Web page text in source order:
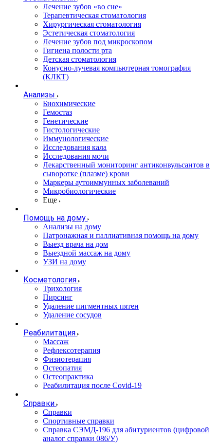
Лечение зубов «во сне»
Терапевтическая стоматология
Хирургическая стоматология
Эстетическая стоматология
Лечение зубов под микроскопом
Гигиена полости рта
Детская стоматология
Конусно-лучевая компьютерная томография
(КЛКТ)
Анализы
Биохимические
Гемостаз
Генетические
Гистологические
Иммунологические
Исследования кала
Исследования мочи
Лекарственный мониторинг антиконвульсантов в
сыворотке (плазме) крови
Маркеры аутоиммунных заболеваний
Микробиологические
Еще
Помощь на дому
Анализы на дому
Патронажная и паллиативная помощь на дому
Выезд врача на дом
Выездной массаж на дому
УЗИ на дому
Косметология
Трихология
Пирсинг
Удаление пигментных пятен
Удаление сосудов
Реабилитация
Массаж
Рефлексотерапия
Физиотерапия
Остеопатия
Остеопрактика
Реабилитация после Covid-19
Справки
Справки
Спортивные справки
Справка СЭМД‑196 для абитуриентов (цифровой
аналог справки 086/У)